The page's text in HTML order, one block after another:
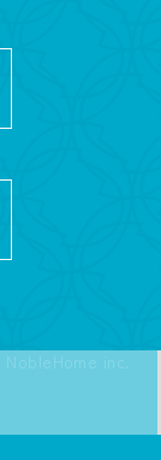
NobleHome inc.